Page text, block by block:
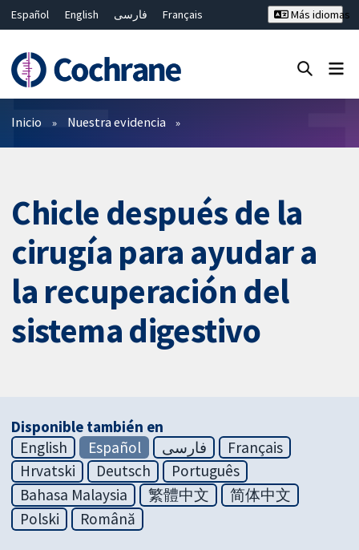
Español English فارسی
Français
Bahasa Malaysia
ไทย 繁體中文
Más idiomas
Filtros
Inicio Nuestra evidencia
Chicle después de la
cirugía para ayudar a
la recuperación del
sistema digestivo
Disponible también en
English
Español فارسی
Français
Hrvatski
Deutsch
Português
Bahasa Malaysia
繁體中文
简体中文
Polski
Română